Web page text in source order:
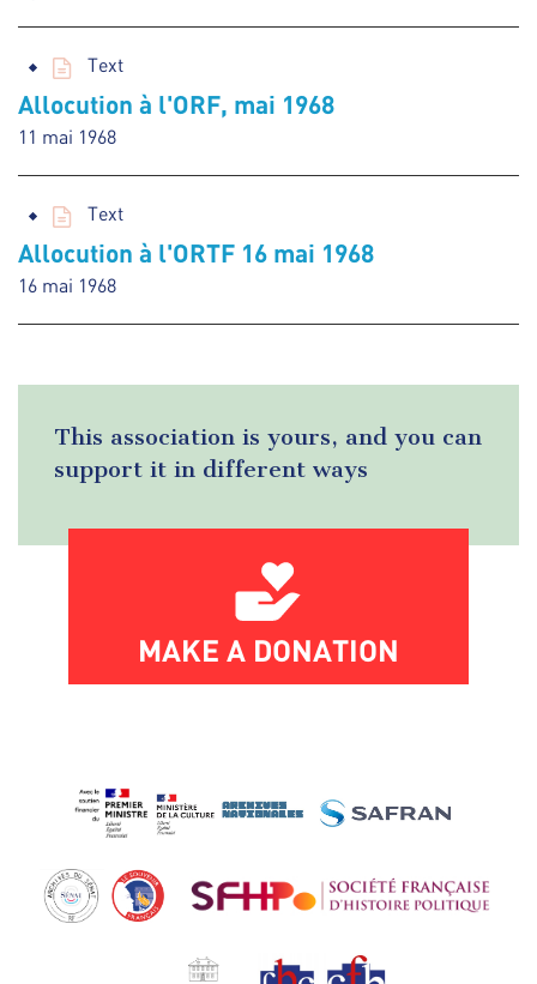
Text
Allocution à l'ORF, mai 1968
11 mai 1968
Text
Allocution à l'ORTF 16 mai 1968
16 mai 1968
This association is yours, and you can
support it in different ways
MAKE A DONATION